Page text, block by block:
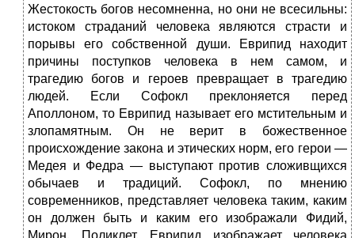
Жестокость богов несомненна, но они не всесильны:
истоком страданий человека являются страсти и
порывы его собственной души. Еврипид находит
причины поступков человека в нем самом, и
трагедию богов и героев превращает в трагедию
людей. Если Софокл преклоняется перед
Аполлоном, то Еврипид называет его мстительным и
злопамятным. Он не верит в божественное
происхождение закона и этических норм, его герои —
Медея и Федра — выступают против сложивщихся
обычаев и традиций. Софокл, по мнению
современников, представляет человека таким, каким
он должен быть и каким его изображали Фидий,